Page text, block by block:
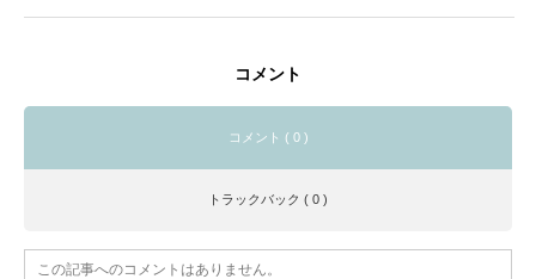
コメント
コメント ( 0 )
トラックバック ( 0 )
この記事へのコメントはありません。